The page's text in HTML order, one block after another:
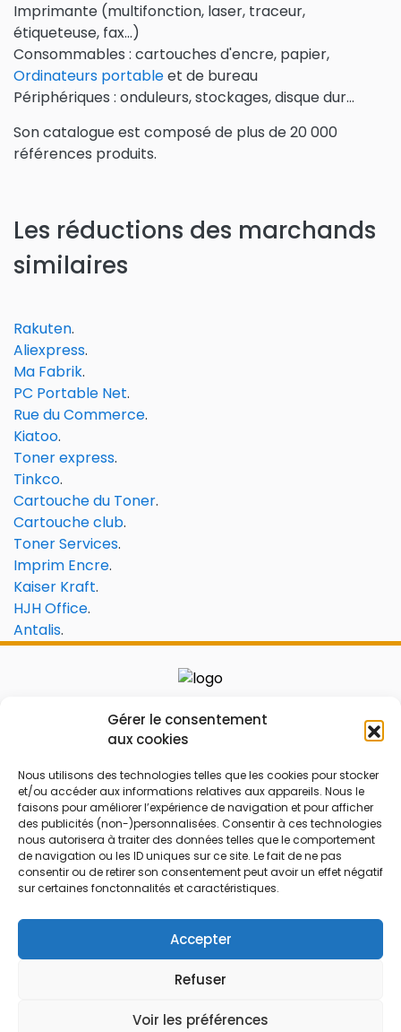
Gérer le consentement
aux cookies
Nous utilisons des technologies telles que les cookies pour stocker
et/ou accéder aux informations relatives aux appareils. Nous le
faisons pour améliorer l’expérience de navigation et pour afficher
des publicités (non-)personnalisées. Consentir à ces technologies
nous autorisera à traiter des données telles que le comportement
de navigation ou les ID uniques sur ce site. Le fait de ne pas
consentir ou de retirer son consentement peut avoir un effet négatif
sur certaines fonctonnalités et caractéristiques.
Accepter
Refuser
Voir les préférences
Imprimante (multifonction, laser, traceur,
étiqueteuse, fax...)
Consommables : cartouches d'encre, papier,
Ordinateurs portableet de bureau
Périphériques : onduleurs, stockages, disque dur...
Son catalogue est composé de plus de 20 000
références produits.
Les réductions des marchands
similaires
Rakuten.
Aliexpress.
Ma Fabrik.
PC Portable Net.
Rue du Commerce.
Kiatoo.
Toner express.
Tinkco.
Cartouche du Toner.
Cartouche club.
Toner Services.
Imprim Encre.
Kaiser Kraft.
HJH Office.
Antalis.
Le prix peut être réduit !
FAQ
Qui sommes nous
Contactez-nous
Mentions légales
Code réduction
Bons plans
Soldes
French Days
© 2026 Tous droits réservés.